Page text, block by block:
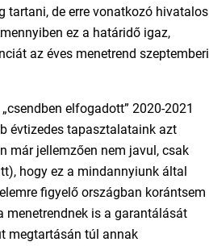
tartani, de erre vonatkozó hivatalos
ez a határidő igaz,
az éves menetrend szeptemberi
elfogadott” 2020-2021
évtizedes tapasztalataink azt
már jellemzően nem javul, csak
hogy ez a mindannyiunk által
figyelő országban korántsem
menetrendnek is a garantálását
megtartásán túl annak